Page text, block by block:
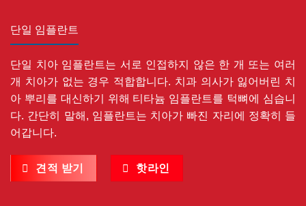
단일 임플란트
단일 치아 임플란트는 서로 인접하지 않은 한 개 또는 여러
개 치아가 없는 경우 적합합니다. 치과 의사가 잃어버린 치
아 뿌리를 대신하기 위해 티타늄 임플란트를 턱뼈에 심습니
다. 간단히 말해, 임플란트는 치아가 빠진 자리에 정확히 들
어갑니다.
견적 받기 핫라인